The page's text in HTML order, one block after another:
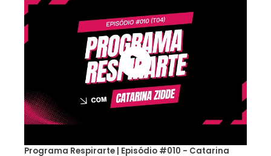
Programa Respirarte | Episódio #010 - Catarina